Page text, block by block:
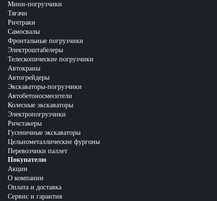
Мини-погрузчики
Тягачи
Ричтраки
Самосвалы
Фронтальные погрузчики
Электроштабелеры
Телескопические погрузчики
Автокраны
Автогрейдеры
Экскаваторы-погрузчики
Автобетоносмесители
Колесные экскаваторы
Электропогрузчики
Ричстакеры
Гусеничные экскаваторы
Цельнометаллические фургоны
Перевозчики паллет
Покупателю
Акции
О компании
Оплата и доставка
Сервис и гарантия